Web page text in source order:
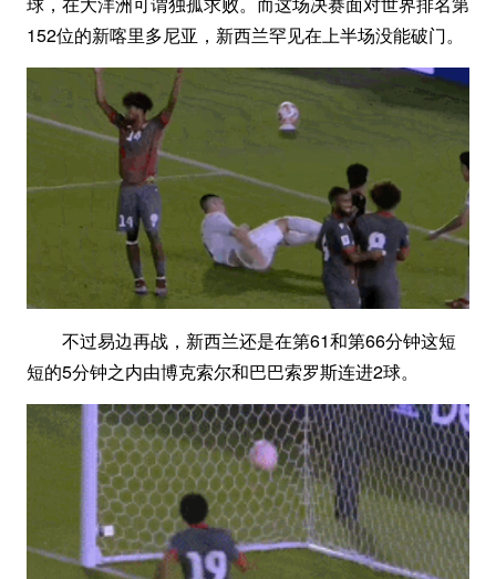
152位的新喀里多尼亚，新西兰罕见在上半场没能破门。
不过易边再战，新西兰还是在第61和第66分钟这短
短的5分钟之内由博克索尔和巴巴索罗斯连进2球。